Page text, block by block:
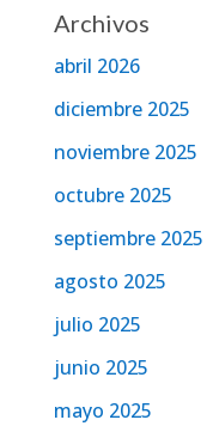
Archivos
abril 2026
diciembre 2025
noviembre 2025
octubre 2025
septiembre 2025
agosto 2025
julio 2025
junio 2025
mayo 2025